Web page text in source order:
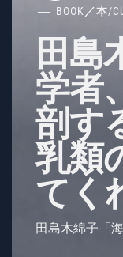
BOOK／本/
田島
学者
剖す
乳類
てく
田島木綿子「海